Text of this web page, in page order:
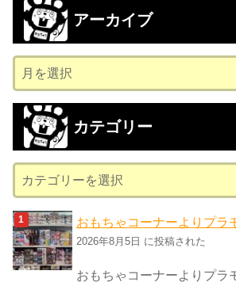
アーカイブ
ー
カ
ブ
カテゴリー
テ
ゴ
リ
ー
おもちゃコーナーよりプラ
2026年8月5日 に投稿された
おもちゃコーナーよりプラ